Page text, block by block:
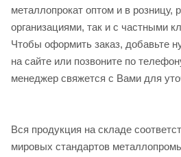
металлопрокат оптом и в розницу,
организациями, так и с частными
Чтобы оформить заказ, добавьте
на сайте или позвоните по
менеджер свяжется с Вами для
Вся продукция на складе
мировых стандартов